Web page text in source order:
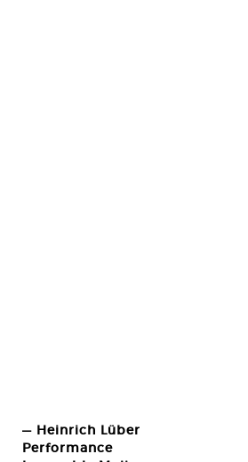
— Heinrich Lüber
Performance